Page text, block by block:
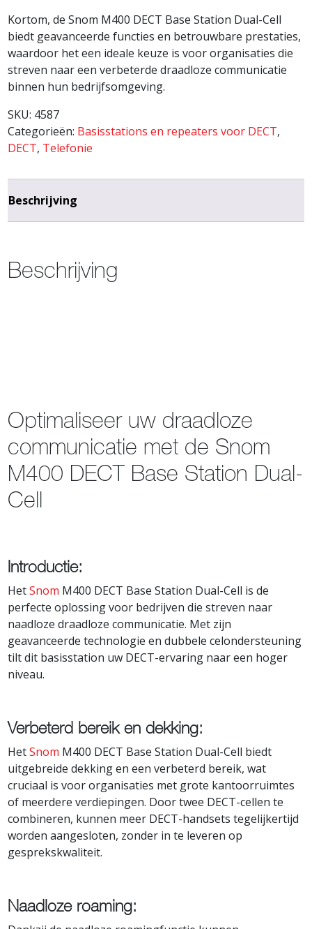
Kortom, de Snom M400 DECT Base Station Dual-Cell
biedt geavanceerde functies en betrouwbare prestaties,
waardoor het een ideale keuze is voor organisaties die
streven naar een verbeterde draadloze communicatie
binnen hun bedrijfsomgeving.
SKU: 4587
Categorieën: Basisstations en repeaters voor DECT,
DECT, Telefonie
Beschrijving
Beschrijving
Optimaliseer uw draadloze
communicatie met de Snom
M400 DECT Base Station Dual-
Cell
Introductie:
HetSnom M400 DECT Base Station Dual-Cell is de
perfecte oplossing voor bedrijven die streven naar
naadloze draadloze communicatie. Met zijn
geavanceerde technologie en dubbele celondersteuning
tilt dit basisstation uw DECT-ervaring naar een hoger
niveau.
Verbeterd bereik en dekking:
HetSnom M400 DECT Base Station Dual-Cell biedt
uitgebreide dekking en een verbeterd bereik, wat
cruciaal is voor organisaties met grote kantoorruimtes
of meerdere verdiepingen. Door twee DECT-cellen te
combineren, kunnen meer DECT-handsets tegelijkertijd
worden aangesloten, zonder in te leveren op
gesprekskwaliteit.
Naadloze roaming: